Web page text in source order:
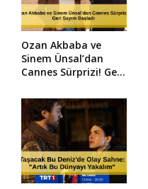
Ozan Akbaba ve
Sinem Ünsal’dan
Cannes Sürprizi! Geri